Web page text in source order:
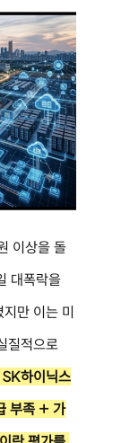
이상을 돌
대폭락을
만 이는 미
질적으로
SK하이닉스
부족 + 가